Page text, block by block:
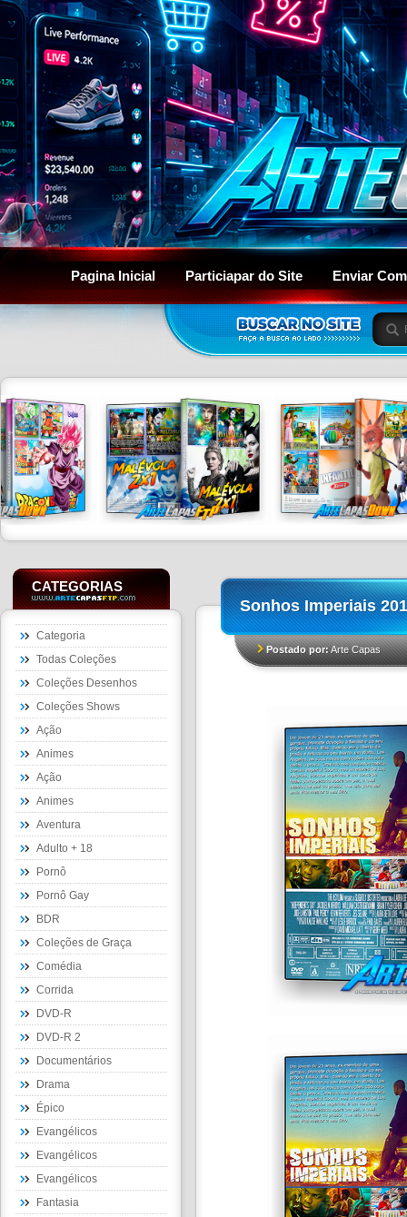
Pagina Inicial Particiapar do Site Enviar
CATEGORIAS
Categoria
Todas Coleções
Coleções Desenhos
Coleções Shows
Ação
Animes
Ação
Animes
Aventura
Adulto + 18
Pornô
Pornô Gay
BDR
Coleções de Graça
Comédia
Corrida
DVD-R
DVD-R 2
Documentários
Drama
Épico
Evangélicos
Evangélicos
Evangélicos
Fantasia
Sonhos Imperiais
Postado por:Arte Capas